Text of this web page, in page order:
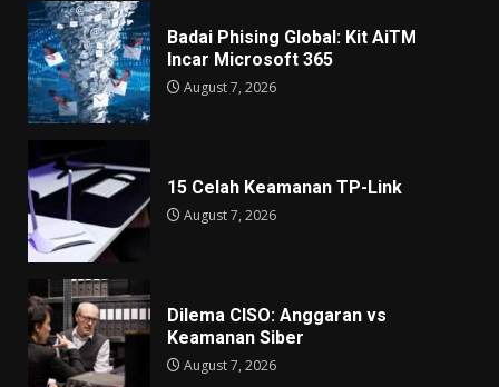
Badai Phising Global: Kit AiTM
Incar Microsoft 365
August 7, 2026
15 Celah Keamanan TP-Link
August 7, 2026
Dilema CISO: Anggaran vs
Keamanan Siber
August 7, 2026